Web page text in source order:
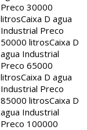
30000
Caixa D agua
Preco
litrosCaixa D
Industrial
65000
Caixa D agua
Preco
litrosCaixa D
Industrial
100000